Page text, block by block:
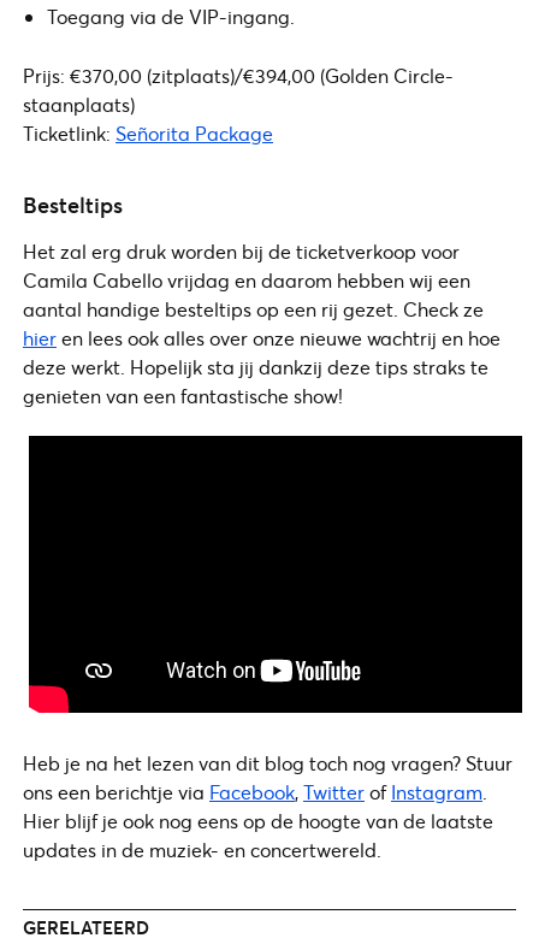
Toegang via de VIP-ingang.
Prijs: €370,00 (zitplaats)/€394,00 (Golden Circle-
staanplaats)
Ticketlink: Señorita Package
Besteltips
Het zal erg druk worden bij de ticketverkoop voor
Camila Cabello vrijdag en daarom hebben wij een
aantal handige besteltips op een rij gezet. Check ze
hieren lees ook alles over onze nieuwe wachtrij en hoe
deze werkt. Hopelijk sta jij dankzij deze tips straks te
genieten van een fantastische show!
Heb je na het lezen van dit blog toch nog vragen? Stuur
ons een berichtje via Facebook,TwitterofInstagram.
Hier blijf je ook nog eens op de hoogte van de laatste
updates in de muziek- en concertwereld.
GERELATEERD